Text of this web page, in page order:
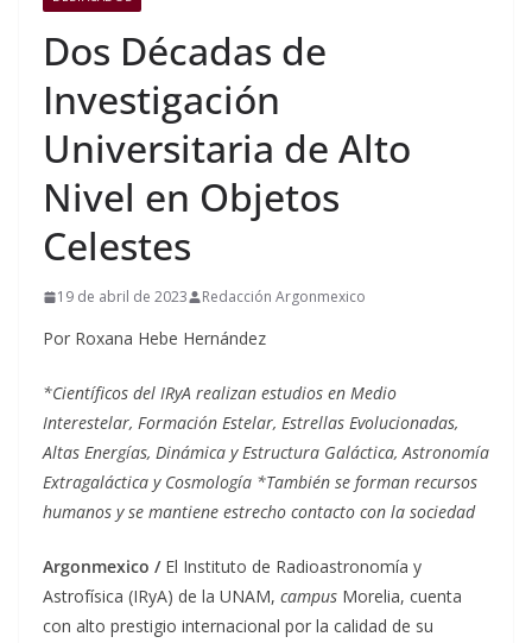
Dos Décadas de
Investigación
Universitaria de Alto
Nivel en Objetos
Celestes
19 de abril de 2023 Redacción Argonmexico
Por Roxana Hebe Hernández
*Científicos del IRyA realizan estudios en Medio
Interestelar, Formación Estelar, Estrellas Evolucionadas,
Altas Energías, Dinámica y Estructura Galáctica, Astronomía
Extragaláctica y Cosmología *También se forman recursos
humanos y se mantiene estrecho contacto con la sociedad
Argonmexico / El Instituto de Radioastronomía y
Astrofísica (IRyA) de la UNAM, campus Morelia, cuenta
con alto prestigio internacional por la calidad de su